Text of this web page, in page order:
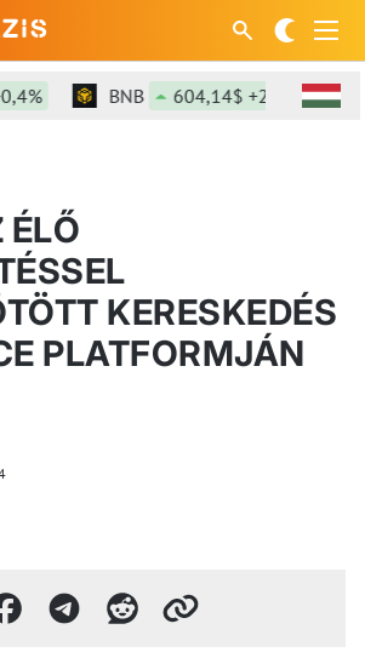
BNB 604,14$ +2,06%
ÉLŐ
KERESKEDÉS
PLATFORMJÁN